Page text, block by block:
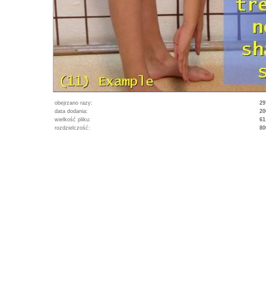
obejrzano razy:
data dodania:
wielkość pliku:
rozdzielczość: